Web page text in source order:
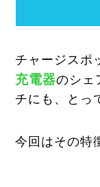
チャージスポ
充電器のシェ
チにも、とっ
今回はその特